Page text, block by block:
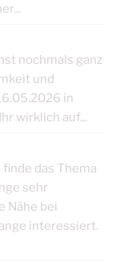
nochmals ganz
und
in
wirklich auf...
das Thema
sehr
Nähe bei
interessiert.